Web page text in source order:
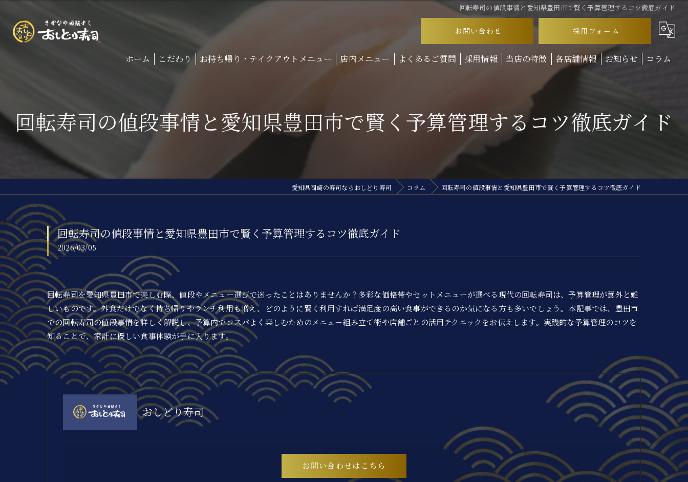
回転寿司の値段事情と愛知県豊田市で賢く予算管理するコツ徹底ガイド
お問い合わせ 採用フォーム
ホーム こだわり お持ち帰り・テイクアウトメニュー 店内メニュー よくあるご質問 採用情報 当店の特徴
ランチ
ディナー
回転寿司
各店舗情報 お知らせ コラム
回転寿司の値段事情と愛知県豊田市で賢く予算管理するコツ徹底ガイド
愛知県岡崎の寿司ならおしどり寿司 コラム 回転寿司の値段事情と愛知県豊田市で賢く予算管理するコツ徹底ガイド
回転寿司の値段事情と愛知県豊田市で賢く予算管理するコツ徹底ガイド
2026/03/05
回転寿司を愛知県豊田市で楽しむ際、値段やメニュー選びで迷ったことはありませんか？多彩な価格帯やセットメニューが選べる現代の回転寿司は、予算管理が意外と難
しいものです。外食だけでなく持ち帰りやランチ利用も増え、どのように賢く利用すれば満足度の高い食事ができるのか気になる方も多いでしょう。本記事では、豊田市
での回転寿司の値段事情を詳しく解説し、予算内でコスパよく楽しむためのメニュー組み立て術や店舗ごとの活用テクニックをお伝えします。実践的な予算管理のコツを
知ることで、家計に優しい食事体験が手に入ります。
おしどり寿司
お問い合わせはこちら